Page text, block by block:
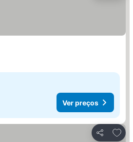
Ver preços
Partilhar